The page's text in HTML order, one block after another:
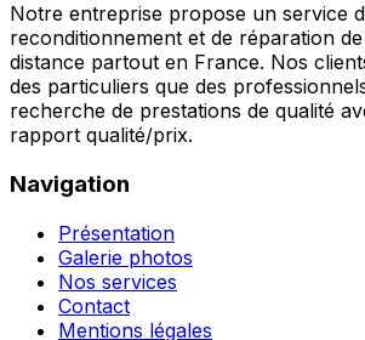
Notre entreprise propose un service
reconditionnement et de réparation
distance partout en France. Nos
des particuliers que des
recherche de prestations de qualité
rapport qualité/prix.
Navigation
Présentation
Galerie photos
Nos services
Contact
Mentions légales